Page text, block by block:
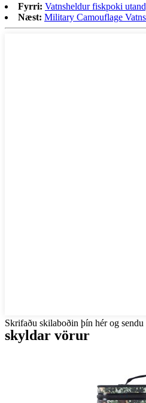
Fyrri: Vatnsheldur fiskpoki
Næst: Military Camouflage
Skrifaðu skilaboðin þín hér og
skyldar vörur